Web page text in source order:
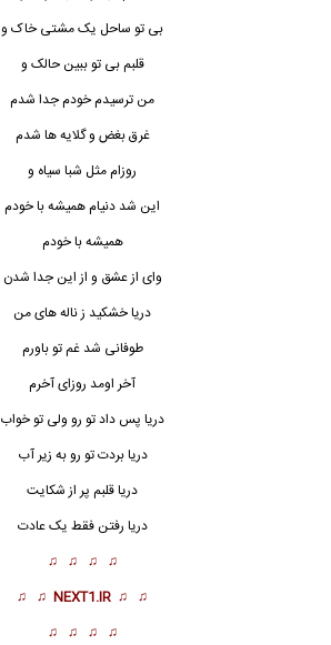
بی تو ساحل یک مشتی خاک و
قلبم بی تو ببین حالک و
من ترسیدم خودم جدا شدم
غرق بغض و گلایه ها شدم
روزام مثل شبا سیاه و
این شد دنیام همیشه با خودم
همیشه با خودم
وای از عشق و از این جدا شدن
دریا خشکید ز ناله های من
طوفانی شد غم تو باورم
آخر اومد روزای آخرم
دریا پس داد تو رو ولی تو خواب
دریا بردت تو رو به زیر آب
دریا قلبم پر از شکایت
دریا رفتن فقط یک عادت
♫ ♫ ♫ ♫
♫ ♫
NEXT1.IR
♫ ♫
♫ ♫ ♫ ♫